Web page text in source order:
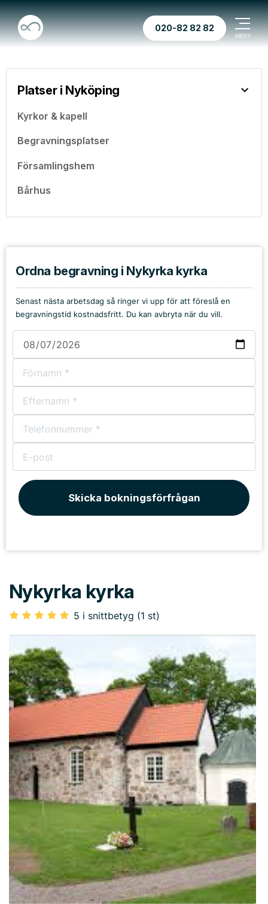
020-82 82 82
Platser i Nyköping
Kyrkor & kapell
Begravningsplatser
Församlingshem
Bårhus
Ordna begravning i Nykyrka kyrka
Senast nästa arbetsdag så ringer vi upp för att föreslå en
begravningstid kostnadsfritt. Du kan avbryta när du vill.
Skicka bokningsförfrågan
Nykyrka kyrka
5 i snittbetyg (1 st)